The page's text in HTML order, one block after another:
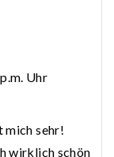
Uhr
mich sehr!
wirklich schön